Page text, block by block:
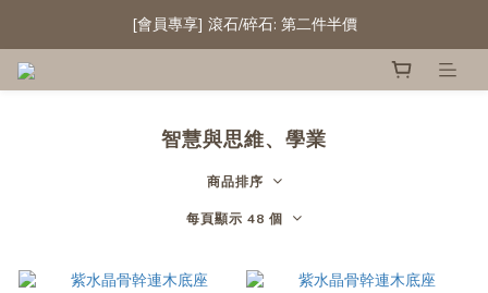
成為會員 首次購物滿HK$300即享10%折扣!
[會員專享] 滾石/碎石: 第二件半價
智慧與思維、學業
商品排序
每頁顯示 48 個